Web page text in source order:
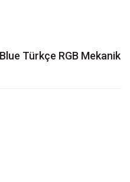
Türkçe RGB Mekanik